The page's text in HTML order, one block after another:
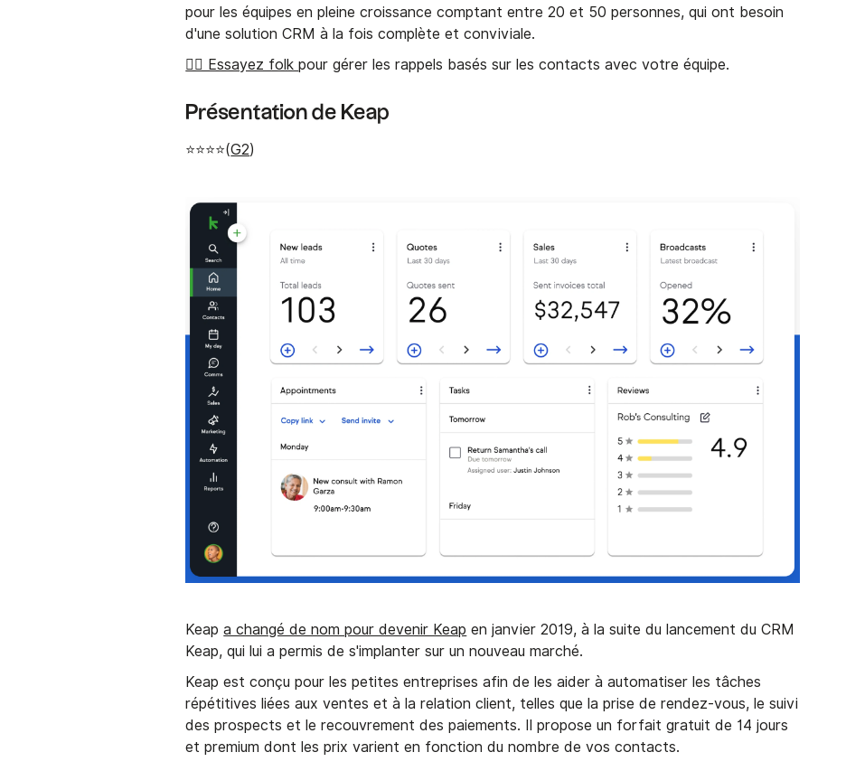
pour les équipes en pleine croissance comptant entre 20 et 50 personnes, qui ont besoin
d'une solution CRM à la fois complète et conviviale.
👉🏼 Essayez folkpour gérer les rappels basés sur les contacts avec votre équipe.
Présentation de Keap
⭐⭐⭐⭐(G2)
Keapa changé de nom pour devenir Keap en janvier 2019, à la suite du lancement du CRM
Keap, qui lui a permis de s'implanter sur un nouveau marché.
Keap est conçu pour les petites entreprises afin de les aider à automatiser les tâches
répétitives liées aux ventes et à la relation client, telles que la prise de rendez-vous, le suivi
des prospects et le recouvrement des paiements. Il propose un forfait gratuit de 14 jours
et premium dont les prix varient en fonction du nombre de vos contacts.